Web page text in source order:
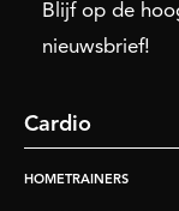
Blijf op de
nieuwsbrief!
Cardio
HOMETRAINERS